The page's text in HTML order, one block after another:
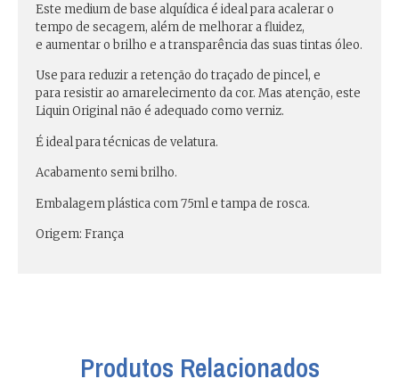
Este medium de base alquídicaé ideal paraacalerar o
tempo de secagem, além de melhorar a fluidez,
e aumentar o brilho e a transparência das suas tintas óleo.
Use para reduzir a retenção do traçado de pincel, e
pararesistir ao amarelecimento da cor. Mas atenção, este
Liquin Original não é adequado como verniz.
É ideal para técnicas de velatura.
Acabamento semi brilho.
Embalagem plástica com 75ml e tampa de rosca.
Origem: França
Produtos Relacionados